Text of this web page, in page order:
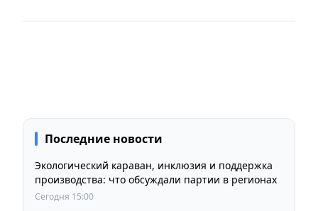
Последние новости
Экологический караван, инклюзия и поддержка
производства: что обсуждали партии в регионах
Сегодня 15:00